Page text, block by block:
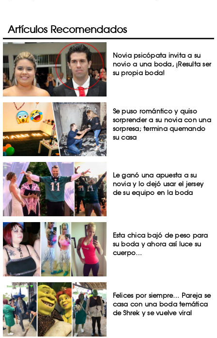
Artículos Recomendados
Novia psicópata invita a su
novio a una boda, ¡Resulta ser
su propia boda!
Se puso romántico y quiso
sorprender a su novia con una
sorpresa; termina quemando
su casa
Le ganó una apuesta a su
novia y lo dejó usar el jersey
de su equipo en la boda
Esta chica bajó de peso para
su boda y ahora así luce su
cuerpo…
Felices por siempre… Pareja se
casa con una boda temática
de Shrek y se vuelve viral